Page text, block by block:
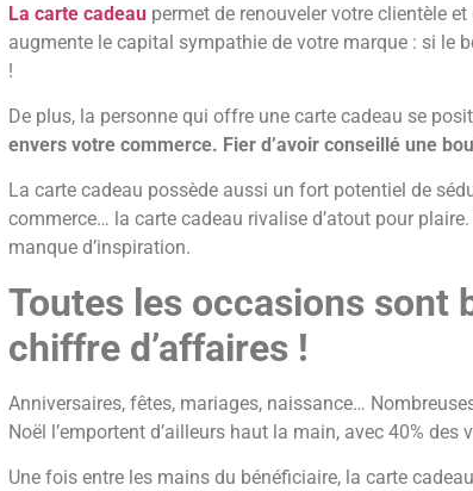
La carte cadeau permet de renouveler votre clientèle
augmente le capital sympathie de votre marque : si le
!
De plus, la personne qui offre une carte cadeau se
envers votre commerce. Fier d’avoir conseillé une
La carte cadeau possède aussi un fort potentiel de
commerce… la carte cadeau rivalise d’atout pour
manque d’inspiration.
Toutes les occasions sont
chiffre d’affaires !
Anniversaires, fêtes, mariages, naissance…
Noël l’emportent d’ailleurs haut la main, avec 40%
Une fois entre les mains du bénéficiaire, la carte